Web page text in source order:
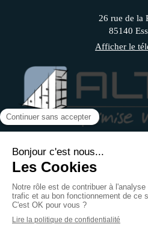
26 rue de la
85140
Afficher le